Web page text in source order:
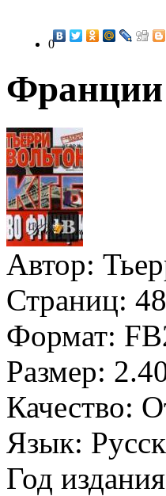
0
Франции
Автор:
Страниц:
Формат:
Размер:
Качество:
Язык:
Год